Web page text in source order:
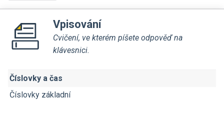
Vpisování
Cvičení, ve kterém píšete odpověď na
klávesnici.
Číslovky a čas
Číslovky základní